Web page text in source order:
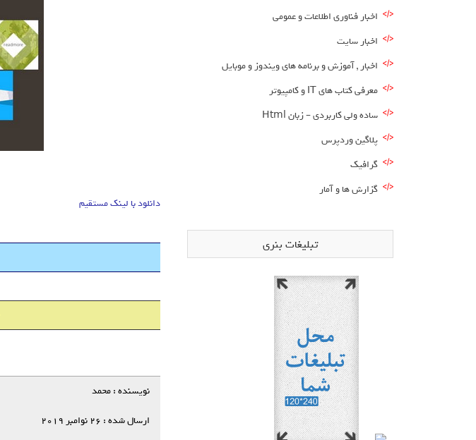
دانلود با لینک مستقیم
نویسنده : محمد
ارسال شده : 26 نوامبر 2019
اخبار فناوری اطلاعات و عمومی
اخبار سایت
اخبار , آموزش و برنامه های ویندوز و موبایل
معرفی کتاب های IT و کامپیوتر
ساده ولی کاربردی – زبان Html
پلاگین وردپرس
گرافیک
گزارش ها و آمار
تبلیغات بنری